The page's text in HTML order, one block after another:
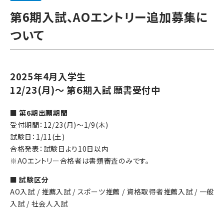
第6期入試、AOエントリー追加募集に
ついて
2025年4月入学生
12/23(月)～ 第６期入試 願書受付中
■ 第6期出願期間
受付期間：12/23(月)～1/9(木)
試験日：1/11(土)
合格発表：試験日より10日以内
※AOエントリー合格者は書類審査のみです。
■ 試験区分
AO入試 / 推薦入試 / スポーツ推薦 / 資格取得者推薦入試 / 一般
入試 / 社会人入試